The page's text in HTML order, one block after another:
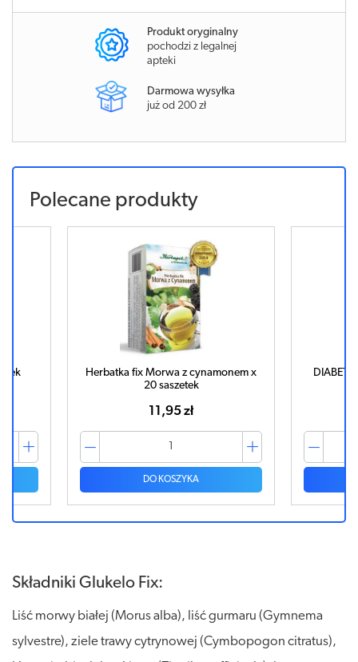
Produkt oryginalny
pochodzi z legalnej
apteki
Darmowa wysyłka
już od 200 zł
Polecane produkty
Herbatka fix Morwa z cynamonem x
20 saszetek
11,95 zł
DO KOSZYKA
Składniki Glukelo Fix:
Liść morwy białej (Morus alba), liść gurmaru (Gymnema
sylvestre), ziele trawy cytrynowej (Cymbopogon citratus),